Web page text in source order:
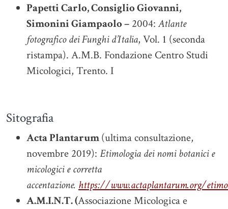
Papetti Carlo, Consiglio Giovanni,
Simonini Giampaolo – 2004:Atlante
fotografico dei Funghi d’Italia, Vol. 1 (seconda
ristampa). A.M.B. Fondazione Centro Studi
Micologici, Trento. I
Sitografia
Acta Plantarum(ultima consultazione,
novembre 2019): Etimologia dei nomi botanici e
micologici e corretta
accentazione. https://www.actaplantarum.org/
A.M.I.N.T. (Associazione Micologica e